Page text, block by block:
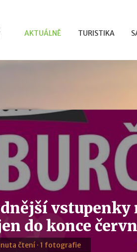
AKTUÁLNĚ TURISTIKA
vstupenky
do konce
čtení · 1 fotografie